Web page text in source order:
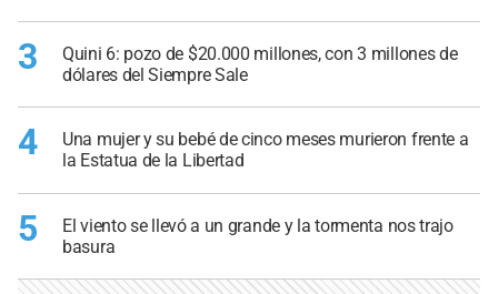
3
Quini 6: pozo de $20.000 millones, con 3 millones de
dólares del Siempre Sale
4
Una mujer y su bebé de cinco meses murieron frente a
la Estatua de la Libertad
5
El viento se llevó a un grande y la tormenta nos trajo
basura